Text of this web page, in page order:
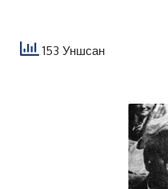
153 Уншсан